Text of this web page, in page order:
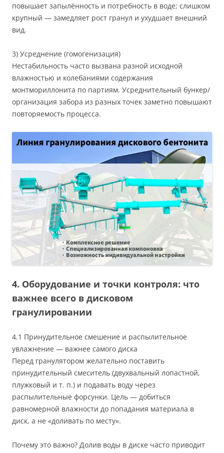
повышает запылённость и потребность в воде; слишком
крупный — замедляет рост гранул и ухудшает внешний
вид.
3) Усреднение (гомогенизация)
Нестабильность часто вызвана разной исходной
влажностью и колебаниями содержания
монтмориллонита по партиям. Усреднительный бункер/
организация забора из разных точек заметно повышают
повторяемость процесса.
4. Оборудование и точки контроля: что
важнее всего в дисковом
гранулировании
4.1 Принудительное смешение и распылительное
увлажнение — важнее самого диска
Перед гранулятором желательно поставить
принудительный смеситель (двухвальный лопастной,
плужковый и т. п.) и подавать воду через
распылительные форсунки. Цель — добиться
равномерной влажности до попадания материала в
диск, а не «доливать по месту».
Почему это важно? Долив воды в диске часто приводит